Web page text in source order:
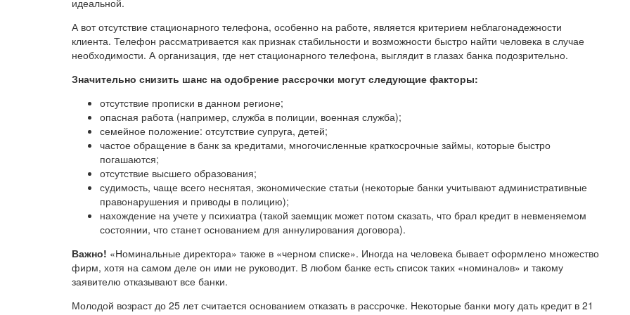
идеальной.
А вот отсутствие стационарного телефона, особенно на работе, является критерием неблагонадежности
клиента. Телефон рассматривается как признак стабильности и возможности быстро найти человека в случае
необходимости. А организация, где нет стационарного телефона, выглядит в глазах банка подозрительно.
Значительно снизить шанс на одобрение рассрочки могут следующие факторы:
отсутствие прописки в данном регионе;
опасная работа (например, служба в полиции, военная служба);
семейное положение: отсутствие супруга, детей;
частое обращение в банк за кредитами, многочисленные краткосрочные займы, которые быстро
погашаются;
отсутствие высшего образования;
судимость, чаще всего неснятая, экономические статьи (некоторые банки учитывают административные
правонарушения и приводы в полицию);
нахождение на учете у психиатра (такой заемщик может потом сказать, что брал кредит в невменяемом
состоянии, что станет основанием для аннулирования договора).
Важно! «Номинальные директора» также в «черном списке». Иногда на человека бывает оформлено множество
фирм, хотя на самом деле он ими не руководит. В любом банке есть список таких «номиналов» и такому
заявителю отказывают все банки.
Молодой возраст до 25 лет считается основанием отказать в рассрочке. Некоторые банки могу дать кредит в 21